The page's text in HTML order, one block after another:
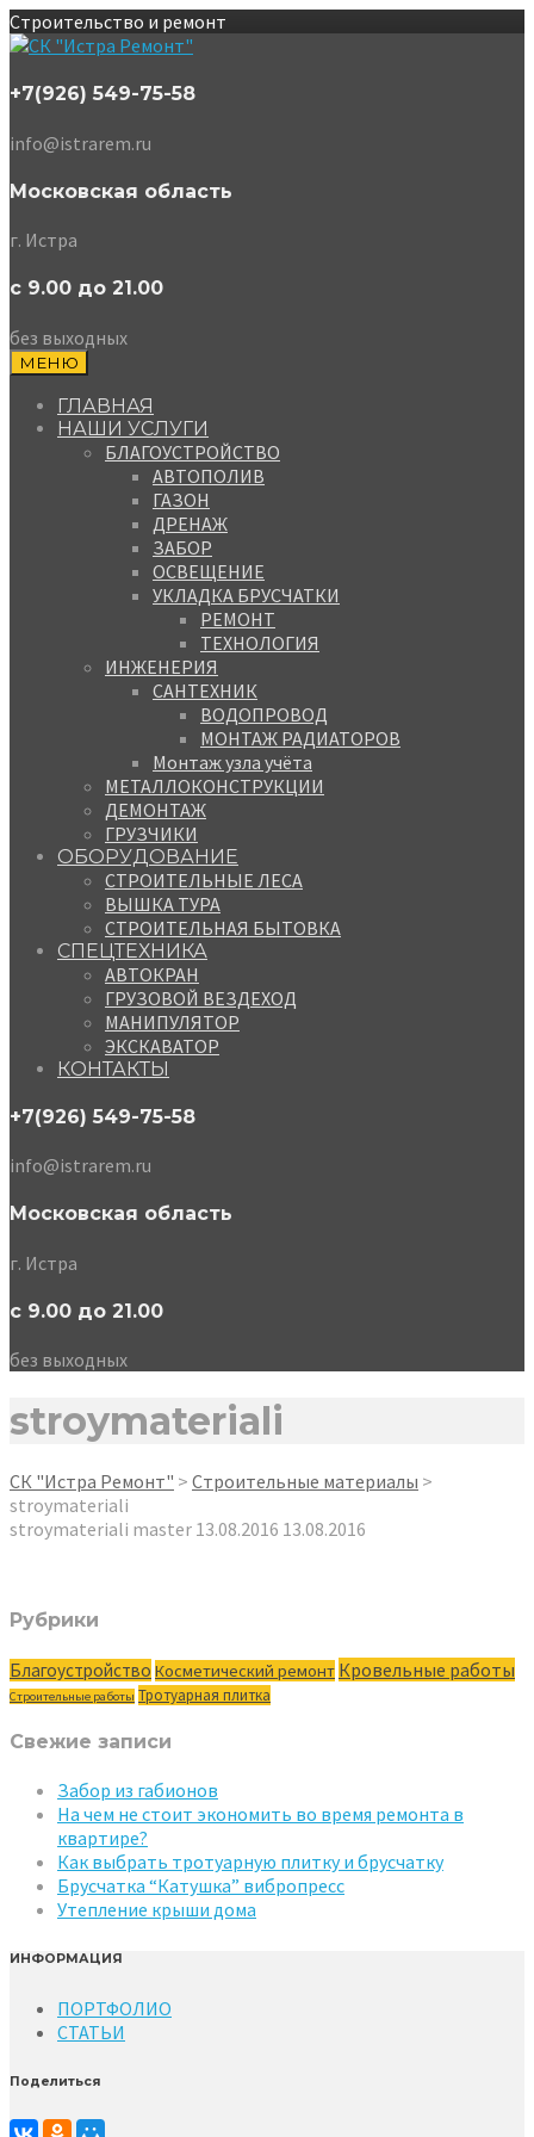
Строительство и ремонт
+7(926) 549-75-58
info@istrarem.ru
Московская область
г. Истра
с 9.00 до 21.00
без выходных
МЕНЮ
ГЛАВНАЯ
НАШИ УСЛУГИ
БЛАГОУСТРОЙСТВО
АВТОПОЛИВ
ГАЗОН
ДРЕНАЖ
ЗАБОР
ОСВЕЩЕНИЕ
УКЛАДКА БРУСЧАТКИ
РЕМОНТ
ТЕХНОЛОГИЯ
ИНЖЕНЕРИЯ
САНТЕХНИК
ВОДОПРОВОД
МОНТАЖ РАДИАТОРОВ
Монтаж узла учёта
МЕТАЛЛОКОНСТРУКЦИИ
ДЕМОНТАЖ
ГРУЗЧИКИ
ОБОРУДОВАНИЕ
СТРОИТЕЛЬНЫЕ ЛЕСА
ВЫШКА ТУРА
СТРОИТЕЛЬНАЯ БЫТОВКА
СПЕЦТЕХНИКА
АВТОКРАН
ГРУЗОВОЙ ВЕЗДЕХОД
МАНИПУЛЯТОР
ЭКСКАВАТОР
КОНТАКТЫ
+7(926) 549-75-58
info@istrarem.ru
Московская область
г. Истра
с 9.00 до 21.00
без выходных
stroymateriali
СК "Истра Ремонт" > Строительные материалы >
stroymateriali
stroymateriali master 13.08.2016 13.08.2016
Рубрики
Благоустройство Косметический ремонт Кровельные работы
Строительные работы Тротуарная плитка
Свежие записи
Забор из габионов
На чем не стоит экономить во время ремонта в
квартире?
Как выбрать тротуарную плитку и брусчатку
Брусчатка “Катушка” вибропресс
Утепление крыши дома
ИНФОРМАЦИЯ
ПОРТФОЛИО
СТАТЬИ
Поделиться